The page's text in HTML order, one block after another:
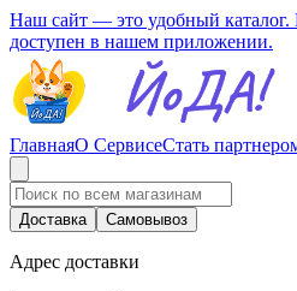
Наш сайт — это удобный
доступен в нашем приложении.
ГлавнаяО СервисеСтать
Доставка Самовывоз
Адрес доставки